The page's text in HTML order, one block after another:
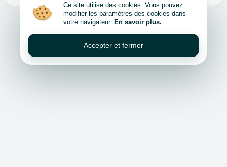
Ce site utilise des cookies. Vous pouvez
modifier les paramètres des cookies dans
votre navigateur. En savoir plus.
Accepter et fermer